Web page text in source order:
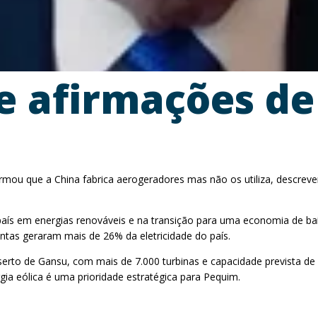
afirmações
que a China fabrica aerogeradores mas não os utiliza,
em energias renováveis e na transição para uma economia de
geraram mais de 26% da eletricidade do país.
de Gansu, com mais de 7.000 turbinas e capacidade prevista
eólica é uma prioridade estratégica para Pequim.